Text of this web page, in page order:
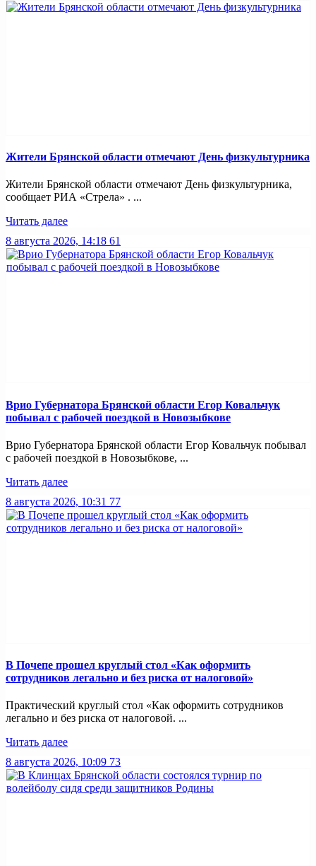
Жители Брянской области отмечают День физкультурника
Жители Брянской области отмечают День физкультурника,
сообщает РИА «Стрела» . ...
Читать далее
8 августа 2026, 14:18 61
Врио Губернатора Брянской области Егор Ковальчук
побывал с рабочей поездкой в Новозыбкове
Врио Губернатора Брянской области Егор Ковальчук побывал
с рабочей поездкой в Новозыбкове, ...
Читать далее
8 августа 2026, 10:31 77
В Почепе прошел круглый стол «Как оформить
сотрудников легально и без риска от налоговой»
Практический круглый стол «Как оформить сотрудников
легально и без риска от налоговой. ...
Читать далее
8 августа 2026, 10:09 73